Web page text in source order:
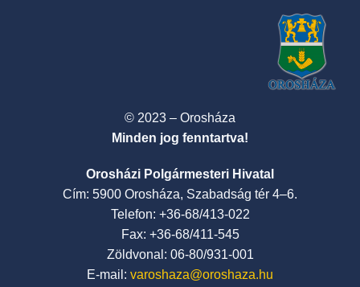
© 2023 – Orosháza
Minden jog fenntartva!
Orosházi Polgármesteri Hivatal
Cím: 5900 Orosháza, Szabadság tér 4–6.
Telefon: +36-68/413-022
Fax: +36-68/411-545
Zöldvonal: 06-80/931-001
E-mail: varoshaza@oroshaza.hu